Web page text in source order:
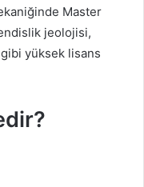
Master
jeolojisi,
yüksek lisans